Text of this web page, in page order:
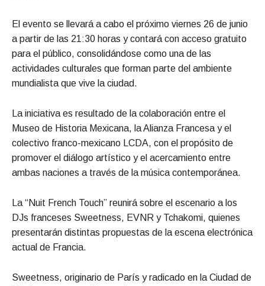
El evento se llevará a cabo el próximo viernes 26 de junio
a partir de las 21:30 horas y contará con acceso gratuito
para el público, consolidándose como una de las
actividades culturales que forman parte del ambiente
mundialista que vive la ciudad.
La iniciativa es resultado de la colaboración entre el
Museo de Historia Mexicana, la Alianza Francesa y el
colectivo franco-mexicano LCDA, con el propósito de
promover el diálogo artístico y el acercamiento entre
ambas naciones a través de la música contemporánea.
La “Nuit French Touch” reunirá sobre el escenario a los
DJs franceses Sweetness, EVNR y Tchakomi, quienes
presentarán distintas propuestas de la escena electrónica
actual de Francia.
Sweetness, originario de París y radicado en la Ciudad de